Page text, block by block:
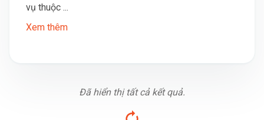
vụ thuộc ...
Xem thêm
Đã hiển thị tất cả kết quả.